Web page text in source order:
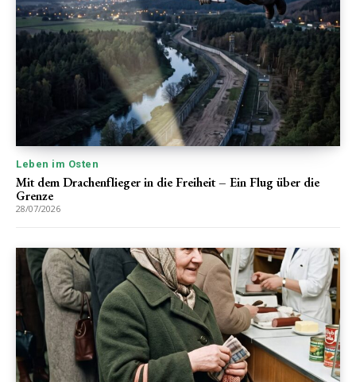
Leben im Osten
Mit dem Drachenflieger in die Freiheit – Ein Flug über die
Grenze
28/07/2026